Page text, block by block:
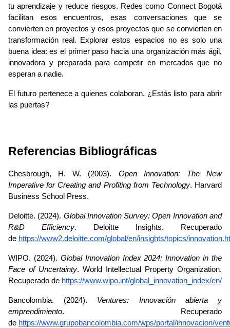
tu aprendizaje y reduce riesgos. Redes como Connect Bogotá
facilitan esos encuentros, esas conversaciones que se
convierten en proyectos y esos proyectos que se convierten en
transformación real. Explorar estos espacios no es solo una
buena idea: es el primer paso hacia una organización más ágil,
innovadora y preparada para competir en mercados que no
esperan a nadie.
El futuro pertenece a quienes colaboran. ¿Estás listo para abrir
las puertas?
Referencias Bibliográficas
Chesbrough, H. W. (2003). Open Innovation: The New
Imperative for Creating and Profiting from Technology. Harvard
Business School Press.
Deloitte. (2024). Global Innovation Survey: Open Innovation and
R&D Efficiency. Deloitte Insights. Recuperado
de https://www2.deloitte.com/global/en/insights/topics/
WIPO. (2024). Global Innovation Index 2024: Innovation in the
Face of Uncertainty. World Intellectual Property Organization.
Recuperado de https://www.wipo.int/global_innovation_index/en/
Bancolombia. (2024). Ventures: Innovación abierta y
emprendimiento. Recuperado
de https://www.grupobancolombia.com/wps/portal/innovacion/